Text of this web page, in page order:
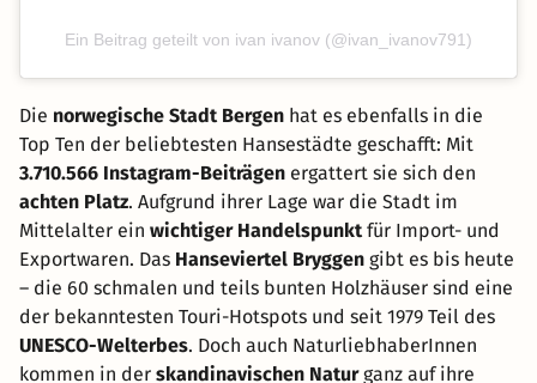
Ein Beitrag geteilt von ivan ivanov (@ivan_ivanov791)
Die norwegische Stadt Bergen hat es ebenfalls in die
Top Ten der beliebtesten Hansestädte geschafft: Mit
3.710.566 Instagram-Beiträgen ergattert sie sich den
achten Platz. Aufgrund ihrer Lage war die Stadt im
Mittelalter ein wichtiger Handelspunktfür Import- und
Exportwaren. Das Hanseviertel Bryggen gibt es bis heute
– die 60 schmalen und teils bunten Holzhäuser sind eine
der bekanntesten Touri-Hotspots und seit 1979 Teil des
UNESCO-Welterbes. Doch auch NaturliebhaberInnen
kommen in der skandinavischen Naturganz auf ihre